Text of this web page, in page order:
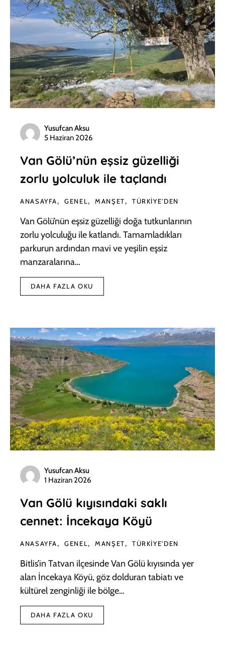
Yusufcan Aksu
5 Haziran 2026
Van Gölü’nün eşsiz güzelliği
zorlu yolculuk ile taçlandı
ANASAYFA GENEL MANŞET TÜRKIYE'DEN
Van Gölü’nün eşsiz güzelliği doğa tutkunlarının
zorlu yolculuğu ile katlandı. Tamamladıkları
parkurun ardından mavi ve yeşilin eşsiz
manzaralarına…
DAHA FAZLA OKU
Yusufcan Aksu
1 Haziran 2026
Van Gölü kıyısındaki saklı
cennet: İncekaya Köyü
ANASAYFA GENEL MANŞET TÜRKIYE'DEN
Bitlis’in Tatvan ilçesinde Van Gölü kıyısında yer
alan İncekaya Köyü, göz dolduran tabiatı ve
kültürel zenginliği ile bölge…
DAHA FAZLA OKU